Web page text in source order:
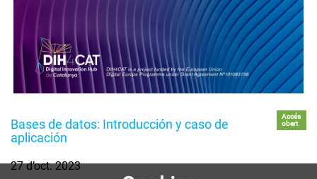
Bases de datos: Introducción y caso de
aplicación
Accés
obert
27 d’oct. 2023